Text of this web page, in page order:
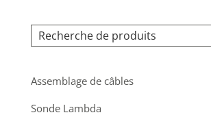
Assemblage de câbles
Sonde Lambda